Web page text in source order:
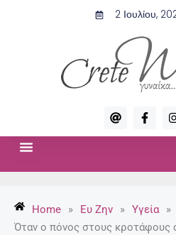
2 Ιουλίου,
A
t
F
a
c
f
I
Home » Ευ Ζην » Υγεία
»
Όταν ο πόνος στους κροτάφους